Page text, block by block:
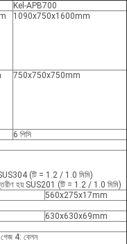
Kel-APB700
1090x750x1600mm
750x750x750mm
6 পিসি
(টি = 1.2 / 1.0 মিমি)
হয় SUS201 (টি = 1.2 / 1.0 মিমি)
560x275x17mm
630x630x69mm
গেজ 4: বেলন